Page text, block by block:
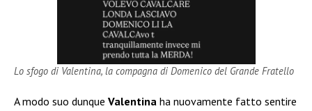
Lo sfogo di Valentina, la compagna di Domenico del Grande Fratello
A modo suo dunque Valentina ha nuovamente fatto sentire